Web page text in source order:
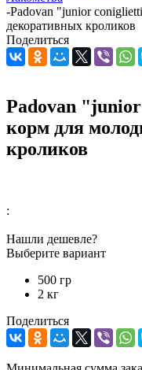
-Padovan "junior
декоративных кроликов
Поделиться
Padovan
корм для
кроликов
:
Нашли дешевле?
Выберите вариант
500 гр
2 кг
Поделиться